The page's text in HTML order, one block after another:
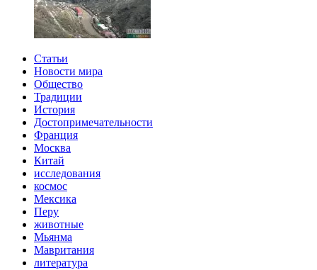
Статьи
Новости мира
Общество
Традиции
История
Достопримечательности
Франция
Москва
Китай
исследования
космос
Мексика
Перу
животные
Мьянма
Мавритания
литература